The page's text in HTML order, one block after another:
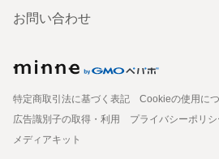
お問い合わせ
特定商取引法に基づく表記
Cookieの使用に
広告識別子の取得・利用
プライバシーポリシ
メディアキット